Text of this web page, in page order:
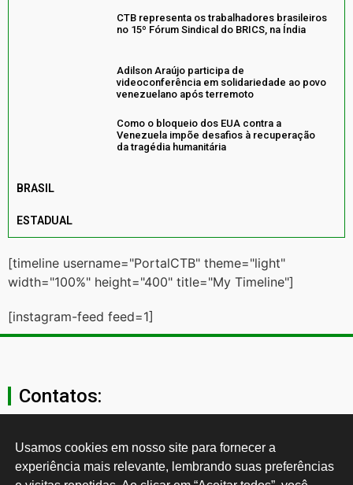
CTB representa os trabalhadores brasileiros
no 15º Fórum Sindical do BRICS, na Índia
Adilson Araújo participa de
videoconferência em solidariedade ao povo
venezuelano após terremoto
Como o bloqueio dos EUA contra a
Venezuela impõe desafios à recuperação
da tragédia humanitária
BRASIL
ESTADUAL
[timeline username="PortalCTB" theme="light"
width="100%" height="400" title="My Timeline"]
[instagram-feed feed=1]
Contatos:
secgeral@ctb.org.br
11 3874-0040
Usamos cookies em nosso site para fornecer a
experiência mais relevante, lembrando suas preferências